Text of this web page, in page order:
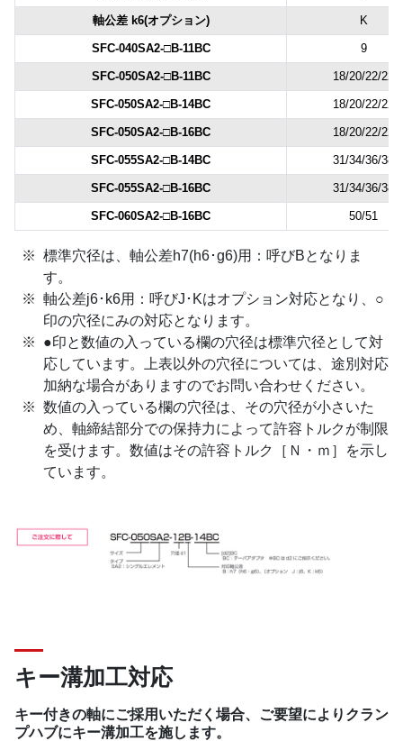
軸公差 k6(オプション) K
SFC-040SA2-□B-11BC 9
SFC-050SA2-□B-11BC 18/20/22/22
SFC-050SA2-□B-14BC 18/20/22/22
SFC-050SA2-□B-16BC 18/20/22/22
SFC-055SA2-□B-14BC 31/34/36/38
SFC-055SA2-□B-16BC 31/34/36/38
SFC-060SA2-□B-16BC 50/51
標準穴径は、軸公差h7(h6･g6)用：呼びBとなりま
す。
軸公差j6･k6用：呼びJ･Kはオプション対応となり、○
印の穴径にみの対応となります。
●印と数値の入っている欄の穴径は標準穴径として対
応しています。上表以外の穴径については、途別対応
加納な場合がありますのでお問い合わせください。
数値の入っている欄の穴径は、その穴径が小さいた
め、軸締結部分での保持力によって許容トルクが制限
を受けます。数値はその許容トルク［Ｎ・ｍ］を示し
ています。
キー溝加工対応
キー付きの軸にご採用いただく場合、ご要望によりクラン
プハブにキー溝加工を施します。